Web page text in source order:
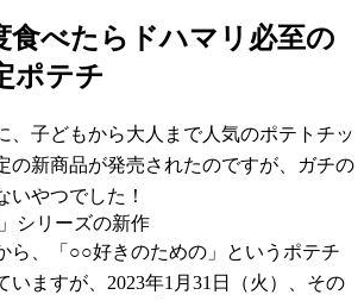
食べたらドハマリ必至の
ポテチ
、子どもから大人まで人気のポテトチッ
の新商品が発売されたのですが、ガチの
いやつでした！
シリーズの新作
ら、「○○好きのための」というポテチ
いますが、2023年1月31日（火）、その